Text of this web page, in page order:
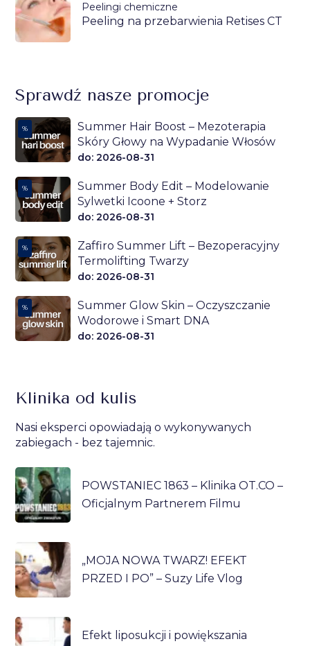
Peelingi chemiczne
Peeling na przebarwienia Retises CT
Sprawdź nasze promocje
%
Summer Hair Boost – Mezoterapia
Skóry Głowy na Wypadanie Włosów
do: 2026-08-31
%
Summer Body Edit – Modelowanie
Sylwetki Icoone + Storz
do: 2026-08-31
%
Zaffiro Summer Lift – Bezoperacyjny
Termolifting Twarzy
do: 2026-08-31
%
Summer Glow Skin – Oczyszczanie
Wodorowe i Smart DNA
do: 2026-08-31
Klinika od kulis
Nasi eksperci opowiadają o wykonywanych
zabiegach - bez tajemnic.
POWSTANIEC 1863 – Klinika OT.CO –
Oficjalnym Partnerem Filmu
„MOJA NOWA TWARZ! EFEKT
PRZED I PO” – Suzy Life Vlog
Efekt liposukcji i powiększania